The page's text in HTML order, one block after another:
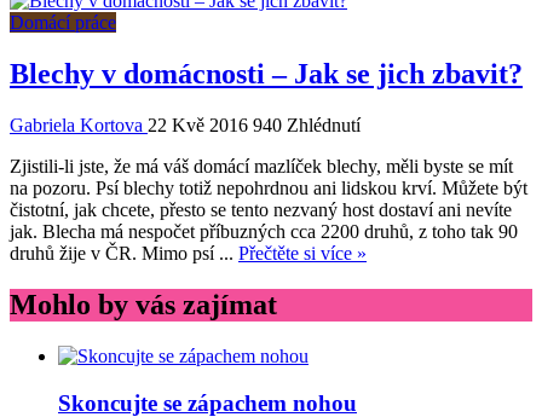
Domácí práce
Blechy v domácnosti – Jak se jich zbavit?
Gabriela Kortova 22 Kvě 2016 940 Zhlédnutí
Zjistili-li jste, že má váš domácí mazlíček blechy, měli byste se mít
na pozoru. Psí blechy totiž nepohrdnou ani lidskou krví. Můžete být
čistotní, jak chcete, přesto se tento nezvaný host dostaví ani nevíte
jak. Blecha má nespočet příbuzných cca 2200 druhů, z toho tak 90
druhů žije v ČR. Mimo psí ... Přečtěte si více »
Mohlo by vás zajímat
Skoncujte se zápachem nohou